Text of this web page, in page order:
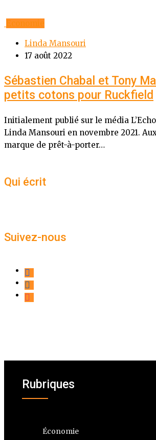
Economie
Linda Mansouri
17 août 2022
Sébastien Chabal et Tony
petits cotons pour Ruckfield
Initialement publié sur le média
Linda Mansouri en novembre 2021.
marque de prêt-à-porter…
Qui écrit
Suivez-nous
Rubriques
Économie